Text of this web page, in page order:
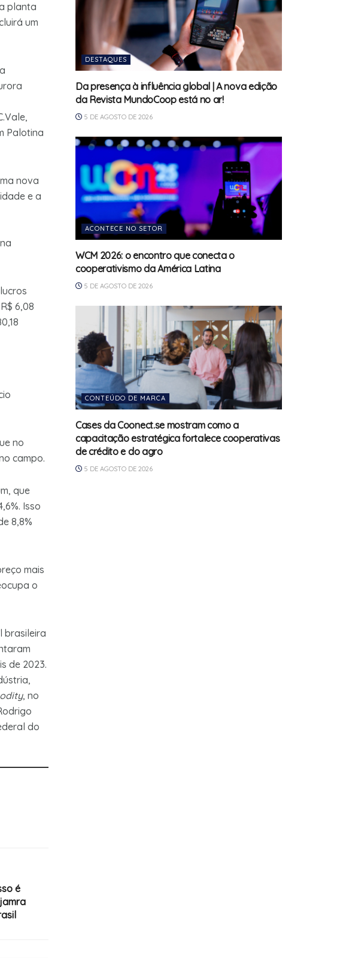
planta
um
Palotina
nova
e a
6,08
no
campo.
que
Isso
8,8%
mais
o
brasileira
de 2023.
, no
do
é
DESTAQUES
Da presença à influência global | A nova edição
da Revista MundoCoop está no ar!
5 DE AGOSTO DE 2026
ACONTECE NO SETOR
WCM 2026: o encontro que conecta o
cooperativismo da América Latina
5 DE AGOSTO DE 2026
CONTEÚDO DE MARCA
Cases da Coonect.se mostram como a
capacitação estratégica fortalece cooperativas
de crédito e do agro
5 DE AGOSTO DE 2026